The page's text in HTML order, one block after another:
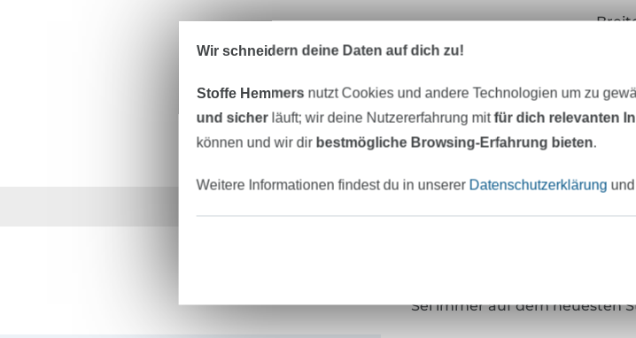
MÖCHTEST DU
Sei immer auf dem neuesten
Wir schneidern deine Daten auf dich zu!
Stoffe Hemmers nutzt Cookies und andere Technologien um zu
und sicherläuft; wir deine Nutzererfahrung mitfür dich relevanten
können und wir dir bestmögliche Browsing-Erfahrung bieten.
Weitere Informationen findest du in unserer Datenschutzerklärung